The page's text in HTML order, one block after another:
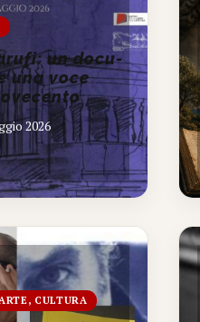
un docu-
una voce
2026
CULTURA